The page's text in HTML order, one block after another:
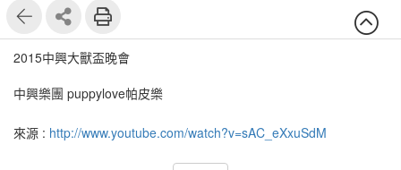
2015中興大獸盃晚會
中興樂團 puppylove帕皮樂
來源 : http://www.youtube.com/watch?v=sAC_eXxuSdM